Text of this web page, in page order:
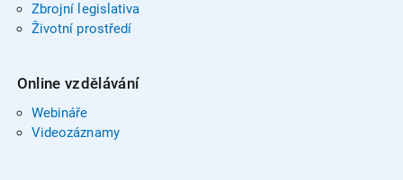
Zbrojní legislativa
Životní prostředí
Online vzdělávání
Webináře
Videozáznamy